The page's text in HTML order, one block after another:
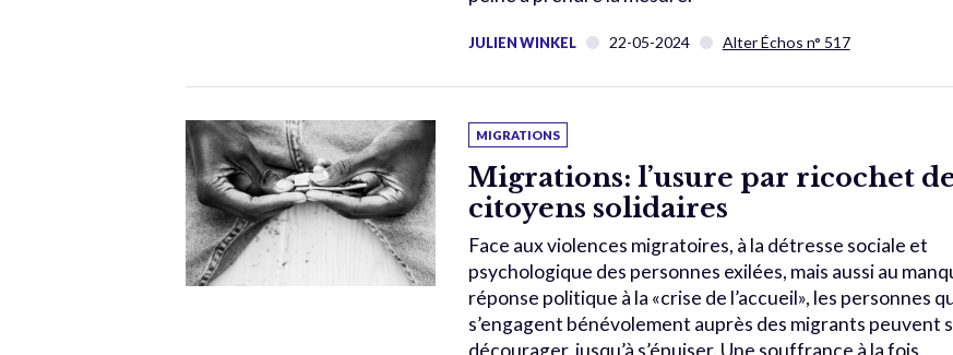
JULIEN WINKEL 22-05-2024 Alter Échos n° 517
MIGRATIONS
Migrations: l’usure par ricochet
citoyens solidaires
Face aux violences migratoires, à la détresse sociale et
psychologique des personnes exilées, mais aussi au
réponse politique à la «crise de l’accueil», les personnes
s’engagent bénévolement auprès des migrants peuvent
décourager, jusqu’à s’épuiser. Une souffrance à la fois